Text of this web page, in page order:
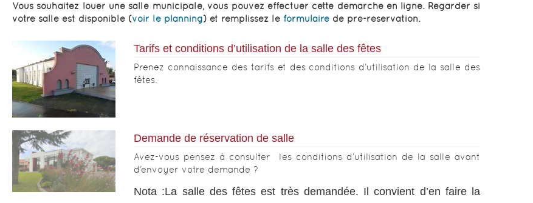
Vous souhaitez louer une salle municipale, vous pouvez effectuer cette démarche en ligne. Regarder si
votre salle est disponible (voir le planning) et remplissez le formulaire de pré-réservation.
Tarifs et conditions d’utilisation de la salle des fêtes
Prenez connaissance des tarifs et des conditions d’utilisation de la salle des
fêtes.
Demande de réservation de salle
Avez-vous pensez à consulter les conditions d’utilisation de la salle avant
d’envoyer votre demande ?
Nota :La salle des fêtes est très demandée. Il convient d’en faire la